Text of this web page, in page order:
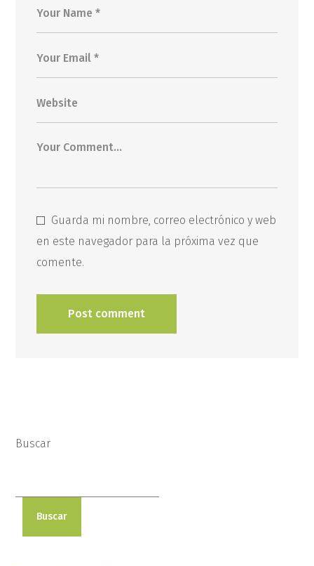
Guarda mi nombre, correo electrónico y web
en este navegador para la próxima vez que
comente.
Buscar
Buscar